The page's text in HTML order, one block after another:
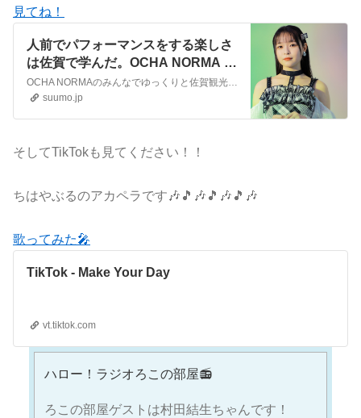
見てね！
人前でパフォーマンスをする楽しさ
は佐賀で学んだ。OCHA NORMA 筒
井澪心が語る地元愛 - SUUMOタウ
ン suumo.jp
そしてTikTokも見てください！！
ちはやぶるのアカペラです🎶🎵🎶🎵🎶🎵🎶
歌ってみた🎤
TikTok - Make Your Day
vt.tiktok.com
ハロー！ラジオろこの部屋📻
ろこの部屋ゲストは村田結生ちゃんです！